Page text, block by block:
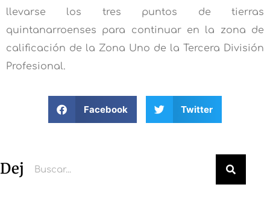
llevarse los tres puntos de tierras
quintanarroenses para continuar en la zona de
calificación de la Zona Uno de la Tercera División
Profesional.
Facebook Twitter
Deja un comentario